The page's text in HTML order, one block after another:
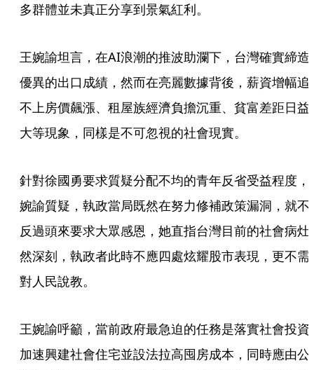
多群體並未真正分享到景氣紅利。
王婉諭坦言，在AI浪潮的推波助瀾下，台灣確實締造
優異的出口成績，然而在亮麗數據背後，薪資增幅追
不上房價飆漲、租屋族經濟負擔沉重、貧富差距日益
大等現象，同樣是不可忽視的社會現實。
針對徐國勇要求質疑分配不均的青年反省受益程度，
婉諭質疑，執政當局既然在努力修補政策漏洞，就不
反過頭來要求大眾感恩，她直指台灣目前的社會病灶
然深刻，執政者此時不應四處炫耀股市表現，更不需
對人民說教。
王婉諭呼籲，當前政府最急迫的任務是落實社會投資
加速興建社會住宅並設法拉高囤房成本，同時應由公